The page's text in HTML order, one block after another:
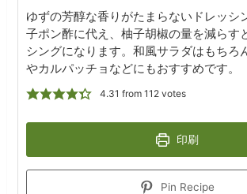
ゆずの芳醇な香りがたまらないドレッシ
子ポン酢に代え、柚子胡椒の量を減らす
シングになります。和風サラダはもちろ
やカルパッチョなどにもおすすめです。
4.31 from 112votes
印刷
Pin Recipe